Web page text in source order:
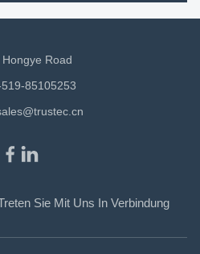
Hongye Road
85105253
Sie Mit Uns In Verbindung